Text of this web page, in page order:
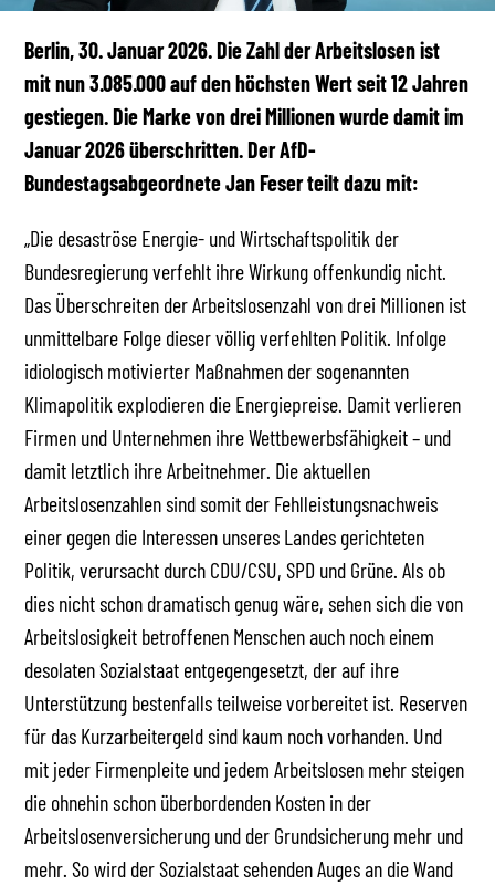
Berlin, 30. Januar 2026. Die Zahl der Arbeitslosen ist
mit nun 3.085.000 auf den höchsten Wert seit 12 Jahren
gestiegen. Die Marke von drei Millionen wurde damit im
Januar 2026 überschritten. Der AfD-
Bundestagsabgeordnete Jan Feser teilt dazu mit:
„Die desaströse Energie- und Wirtschaftspolitik der
Bundesregierung verfehlt ihre Wirkung offenkundig nicht.
Das Überschreiten der Arbeitslosenzahl von drei Millionen ist
unmittelbare Folge dieser völlig verfehlten Politik. Infolge
idiologisch motivierter Maßnahmen der sogenannten
Klimapolitik explodieren die Energiepreise. Damit verlieren
Firmen und Unternehmen ihre Wettbewerbsfähigkeit – und
damit letztlich ihre Arbeitnehmer. Die aktuellen
Arbeitslosenzahlen sind somit der Fehlleistungsnachweis
einer gegen die Interessen unseres Landes gerichteten
Politik, verursacht durch CDU/CSU, SPD und Grüne. Als ob
dies nicht schon dramatisch genug wäre, sehen sich die von
Arbeitslosigkeit betroffenen Menschen auch noch einem
desolaten Sozialstaat entgegengesetzt, der auf ihre
Unterstützung bestenfalls teilweise vorbereitet ist. Reserven
für das Kurzarbeitergeld sind kaum noch vorhanden. Und
mit jeder Firmenpleite und jedem Arbeitslosen mehr steigen
die ohnehin schon überbordenden Kosten in der
Arbeitslosenversicherung und der Grundsicherung mehr und
mehr. So wird der Sozialstaat sehenden Auges an die Wand